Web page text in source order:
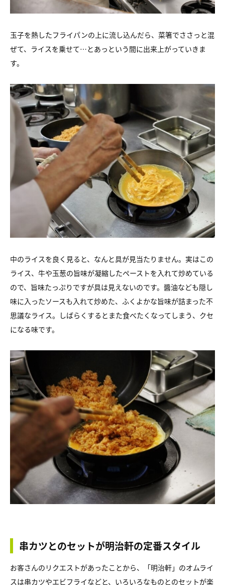
玉子を熱したフライパンの上に流し込んだら、菜箸でささっと混
ぜて、ライスを乗せて…とあっという間に出来上がっていきま
す。
中のライスを良く見ると、なんと具が見当たりません。実はこの
ライス、牛や玉葱の旨味が凝縮したペーストを入れて炒めている
ので、旨味たっぷりですが具は見えないのです。醬油なども隠し
味に入ったソースも入れて炒めた、ふくよかな旨味が詰まった不
思議なライス。しばらくするとまた食べたくなってしまう、クセ
になる味です。
串カツとのセットが明治軒の定番スタイル
お客さんのリクエストがあったことから、「明治軒」のオムライ
スは串カツやエビフライなどと、いろいろなものとのセットが楽